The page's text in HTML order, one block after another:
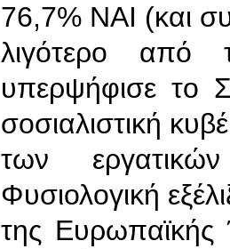
76,7% ΝΑΙ (και
λιγότερο από
υπερψήφισε το
σοσιαλιστική
των
Φυσιολογική
της